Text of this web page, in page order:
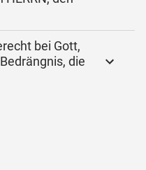
bei Gott,
die